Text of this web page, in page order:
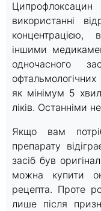
використанні
концентрацією,
іншими
одночасного
як мінімум 5
ліків. Останніми
Якщо вам
препарату
засіб був
можна купити
рецепта. Проте
лише після